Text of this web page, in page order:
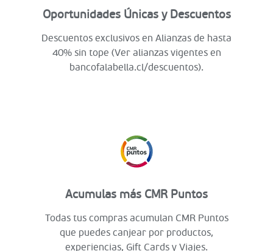
Oportunidades Únicas y Descuentos
Descuentos exclusivos en Alianzas de hasta
40% sin tope (Ver alianzas vigentes en
bancofalabella.cl/descuentos).
Acumulas más CMR Puntos
Todas tus compras acumulan CMR Puntos
que puedes canjear por productos,
experiencias, Gift Cards y Viajes.